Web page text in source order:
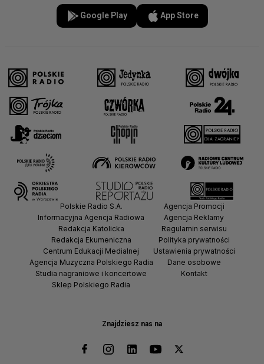
Google Play App Store
Znajdziesz nas na
Polskie Radio S.A.
Informacyjna Agencja Radiowa
Redakcja Katolicka
Redakcja Ekumeniczna
Centrum Edukacji Medialnej
Agencja Muzyczna Polskiego Radia
Studia nagraniowe i koncertowe
Sklep Polskiego Radia
Agencja Promocji
Agencja Reklamy
Regulamin serwisu
Polityka prywatności
Ustawienia prywatności
Dane osobowe
Kontakt